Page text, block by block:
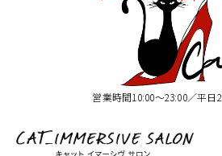
営業時間10:00〜23:00／平日